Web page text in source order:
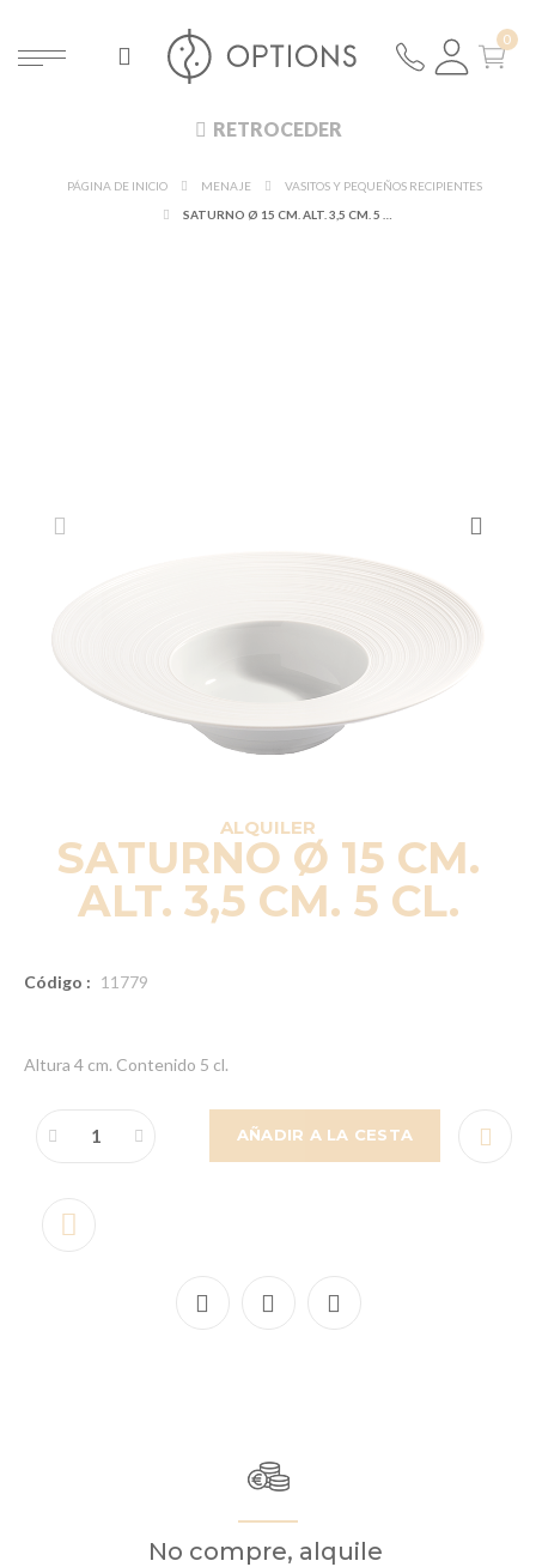
RETROCEDER
PÁGINA DE INICIO MENAJE
VASITOS Y PEQUEÑOS RECIPIENTES
ALQUILER
SATURNO Ø 15 CM.
ALT. 3,5 CM. 5 CL.
Código : 11779
Altura 4 cm. Contenido 5 cl.
AÑADIR A LA CESTA
No compre, alquile